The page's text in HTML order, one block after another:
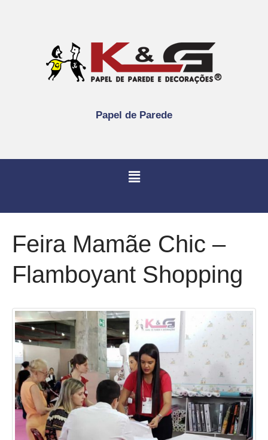
Papel de Parede
Feira Mamãe Chic –
Flamboyant Shopping